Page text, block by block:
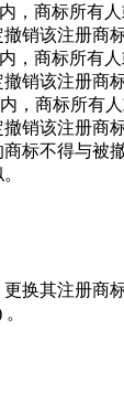
，商标所有
销该注册商标
，商标所有
销该注册商标
，商标所有
销该注册商标
标不得与被
换其注册商